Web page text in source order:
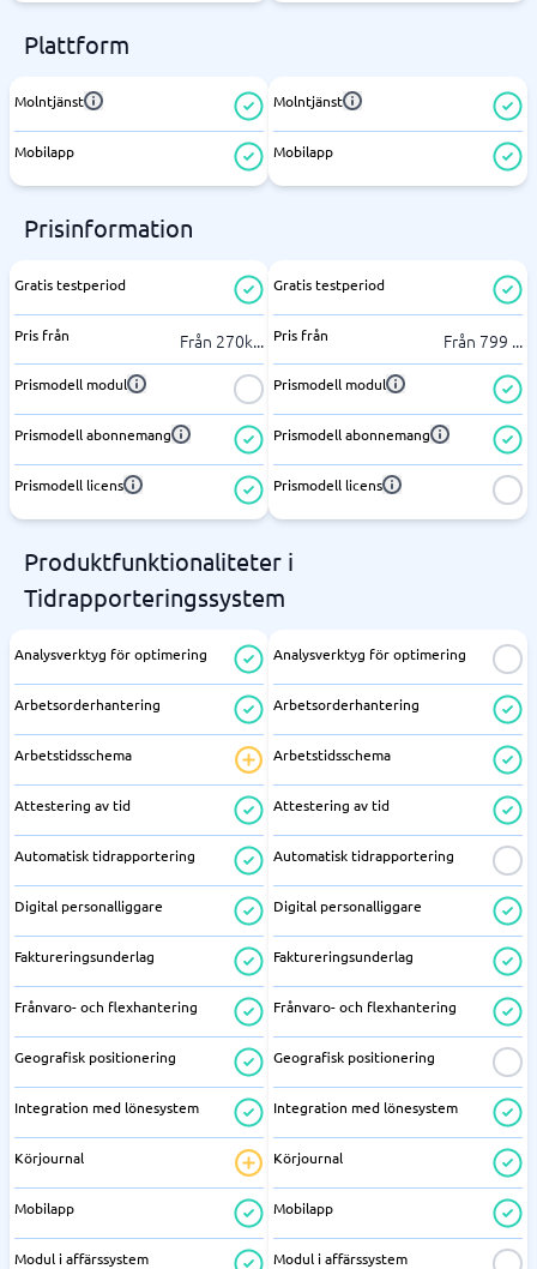
Plattform
Molntjänst
Mobilapp
Molntjänst
Mobilapp
Prisinformation
Gratis testperiod
Pris från Från 270k...
Prismodell modul
Prismodell abonnemang
Prismodell licens
Gratis testperiod
Pris från Från 799 ...
Prismodell modul
Prismodell abonnemang
Prismodell licens
Produktfunktionaliteter i
Tidrapporteringssystem
Analysverktyg för optimering
Arbetsorderhantering
Arbetstidsschema
Attestering av tid
Automatisk tidrapportering
Digital personalliggare
Faktureringsunderlag
Frånvaro- och flexhantering
Geografisk positionering
Integration med lönesystem
Körjournal
Mobilapp
Modul i affärssystem
Analysverktyg för optimering
Arbetsorderhantering
Arbetstidsschema
Attestering av tid
Automatisk tidrapportering
Digital personalliggare
Faktureringsunderlag
Frånvaro- och flexhantering
Geografisk positionering
Integration med lönesystem
Körjournal
Mobilapp
Modul i affärssystem